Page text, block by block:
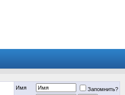
Имя
Запомнить?